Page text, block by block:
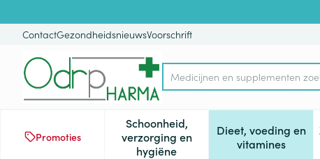
ContactGezondheidsnieuwsVoorschrift
Product, merk, categorie...
Promoties
Schoonheid,
verzorging en
hygiëne
Toon submenu voor
Dieet, voeding en
vitamines
Toon